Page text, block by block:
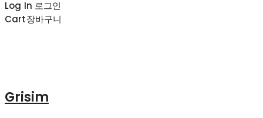
Log In 로그인
Cart장바구니
Grisim